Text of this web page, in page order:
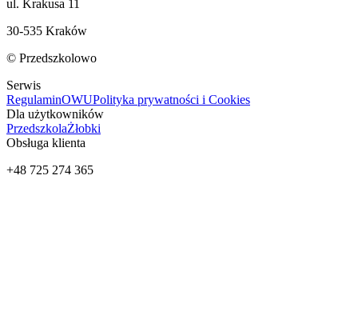
ul. Krakusa 11
30-535 Kraków
© Przedszkolowo
Serwis
RegulaminOWUPolityka prywatności i Cookies
Dla użytkowników
PrzedszkolaŻłobki
Obsługa klienta
+48 725 274 365